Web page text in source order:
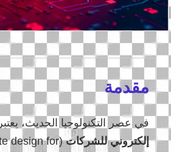
مقدمة
في عصر التكنولوجيا الحديث، يعتبر
إلكتروني للشركات design for